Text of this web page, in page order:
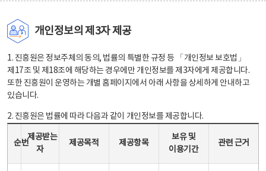
개인정보의 제3자 제공
1. 진흥원은 정보주체의 동의, 법률의 특별한 규정 등 「개인정보 보호법」
제17조 및 제18조에 해당하는 경우에만 개인정보를 제3자에게 제공합니다.
또한 진흥원이 운영하는 개별 홈페이지에서 아래 사항을 상세하게 안내하고
있습니다.
2. 진흥원은 법률에 따라 다음과 같이 개인정보를 제공합니다.
순번
제공받는
자
제공목적 제공항목
보유 및
이용기간
관련 근거